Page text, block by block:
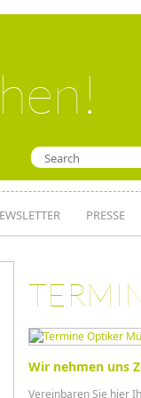
PRESSE
Wir nehmen uns
Vereinbaren Sie hier